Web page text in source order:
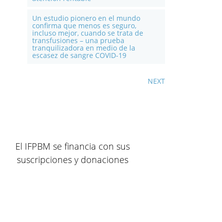
Un estudio pionero en el mundo
confirma que menos es seguro,
incluso mejor, cuando se trata de
transfusiones – una prueba
tranquilizadora en medio de la
escasez de sangre COVID-19
NEXT
El IFPBM se financia con sus
suscripciones y donaciones